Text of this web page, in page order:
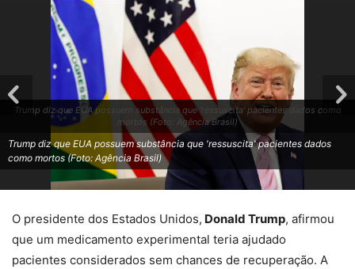
Trump diz que EUA possuem substância que 'ressuscita' pacientes dados como
mortos (Foto: Agência Brasil)
Trump diz que EUA possuem substância que 'ressuscita' pacientes dados
como mortos (Foto: Agência Brasil)
O presidente dos Estados Unidos, Donald Trump, afirmou
que um medicamento experimental teria ajudado
pacientes considerados sem chances de recuperação. A